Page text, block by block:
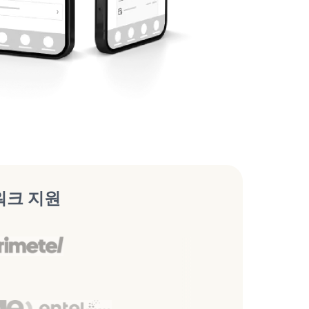
크 지원